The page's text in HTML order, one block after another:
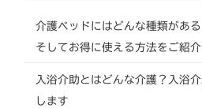
介護ベッドにはどんな種類があ
そしてお得に使える方法をご紹介
入浴介助とはどんな介護？入浴
します